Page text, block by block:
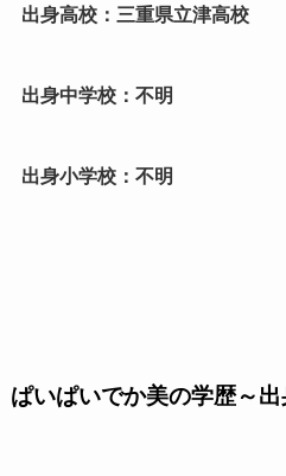
出身高校：三重県立津高校
出身中学校：不明
出身小学校：不明
ぱいぱいでか美の学歴～